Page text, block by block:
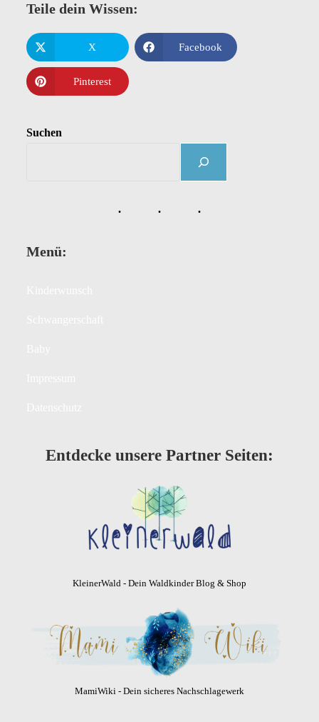
Teile dein Wissen:
X Facebook
Pinterest
Suchen
Menü:
Entdecke unsere Partner Seiten:
KleinerWald - Dein Waldkinder Blog & Shop
MamiWiki - Dein sicheres Nachschlagewerk